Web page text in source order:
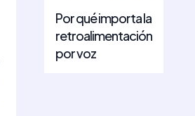
Por qué importa la
retroalimentación
por voz